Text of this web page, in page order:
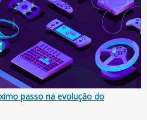
passo na evolução do